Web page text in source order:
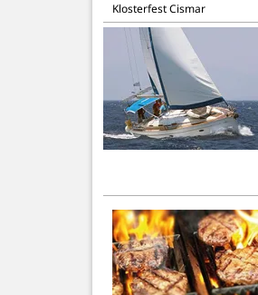
Klosterfest Cismar